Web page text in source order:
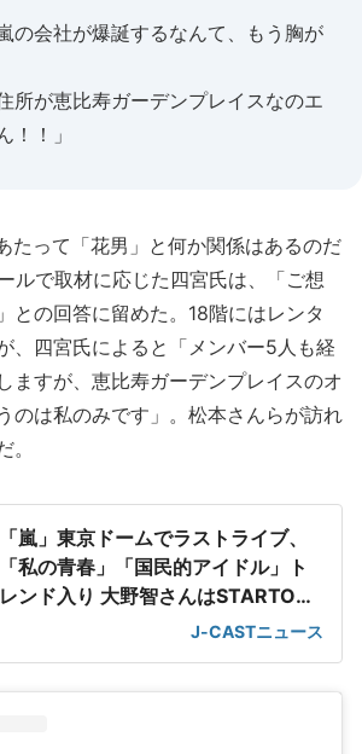
の会社が爆誕するなんて、もう胸が
所が恵比寿ガーデンプレイスなのエ
！！」
たって「花男」と何か関係はあるのだ
ルで取材に応じた四宮氏は、「ご想
との回答に留めた。18階にはレンタ
、四宮氏によると「メンバー5人も経
ますが、恵比寿ガーデンプレイスのオ
のは私のみです」。松本さんらが訪れ
「嵐」東京ドームでラストライブ、
「私の青春」「国民的アイドル」ト
レンド入り 大野智さんはSTARTO社
J-CASTニュース